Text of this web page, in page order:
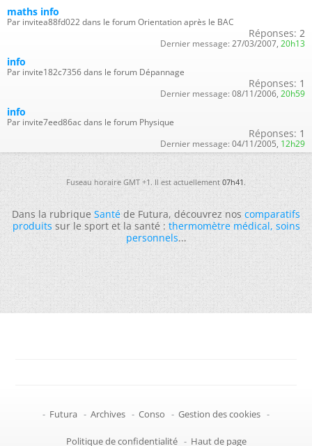
maths info
Par invitea88fd022 dans le forum Orientation après le BAC
Réponses: 2
Dernier message: 27/03/2007, 20h13
info
Par invite182c7356 dans le forum Dépannage
Réponses: 1
Dernier message: 08/11/2006, 20h59
info
Par invite7eed86ac dans le forum Physique
Réponses: 1
Dernier message: 04/11/2005, 12h29
Fuseau horaire GMT +1. Il est actuellement07h41.
Dans la rubriqueSantéde Futura, découvrez noscomparatifs
produitssur le sport et la santé :thermomètre médical,soins
personnels...
- Futura - Archives - Conso - Gestion des cookies -
Politique de confidentialité - Haut de page